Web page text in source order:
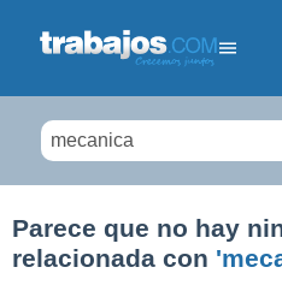
Parece que no hay
relacionada con